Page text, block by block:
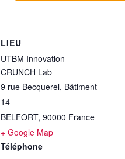
LIEU
UTBM Innovation
CRUNCH Lab
9 rue Becquerel, Bâtiment
14
BELFORT, 90000 France
+ Google Map
Téléphone